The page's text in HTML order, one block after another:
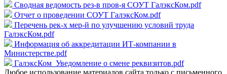
Сводная ведомость рез-в пров-я СОУТ ГалэксКом.pdf
Отчет о проведении СОУТ ГалэксКом.pdf
Перечень рек-х мер-й по улучшению условий труда
ГалэксКом.pdf
Информация об аккредитации ИТ-компании в
Министерстве.pdf
ГалэксКом_Уведомление о смене реквизитов.pdf
Любое использование материалов сайта только с письменного